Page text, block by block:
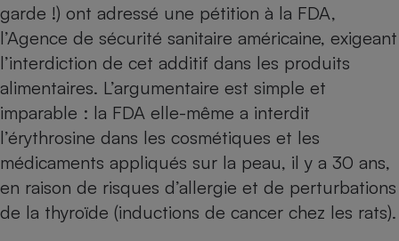
garde !) ont adressé une pétition à la FDA,
l’Agence de sécurité sanitaire américaine, exigeant
l’interdiction de cet additif dans les produits
alimentaires. L’argumentaire est simple et
imparable : la FDA elle-même a interdit
l’érythrosine dans les cosmétiques et les
médicaments appliqués sur la peau, il y a 30 ans,
en raison de risques d’allergie et de perturbations
de la thyroïde (inductions de cancer chez les rats).
Plaque de cuisson à
induction
Téléphone mobile -
Smartphone
Antivirus
Climatiseur -
Ventilateur